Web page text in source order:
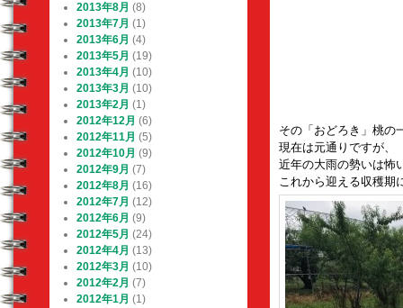
その「おどろき」桃の
現在は元通りですが、
近年の大雨の勢いは怖
これから迎える収穫期
2013年8月 (8)
2013年7月 (1)
2013年6月 (4)
2013年5月 (19)
2013年4月 (10)
2013年3月 (10)
2013年2月 (1)
2012年12月 (6)
2012年11月 (5)
2012年10月 (9)
2012年9月 (7)
2012年8月 (16)
2012年7月 (12)
2012年6月 (9)
2012年5月 (24)
2012年4月 (13)
2012年3月 (10)
2012年2月 (7)
2012年1月 (1)